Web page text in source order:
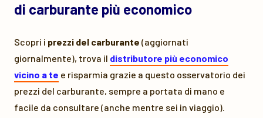
di carburante più economico
Scopri i prezzi del carburante (aggiornati
giornalmente), trova il distributore più economico
vicino a te e risparmia grazie a questo osservatorio dei
prezzi del carburante, sempre a portata di mano e
facile da consultare (anche mentre sei in viaggio).